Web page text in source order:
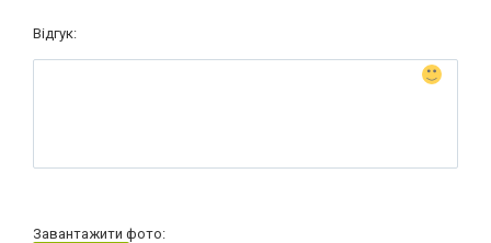
Відгук:
Завантажити фото: